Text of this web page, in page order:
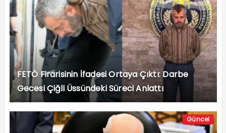
FETÖ Firarisinin İfadesi Ortaya Çıktı: Darbe
Gecesi Çiğli Üssündeki Süreci Anlattı
Güncel